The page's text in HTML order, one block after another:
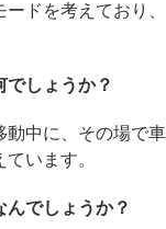
ドを考えており、
しょうか？
中に、その場で車
います。
でしょうか？